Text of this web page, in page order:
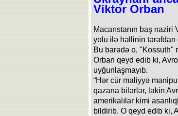
Viktor Orban
Macarıstanın baş
yolu ilə həllinin
Bu barədə o, "Kossuth"
Orban qeyd edib ki,
uyğunlaşmayıb.
“Hər cür maliyyə
qazana bilərlər, lakin
amerikalılar kimi
bildirib. O qeyd edib ki,